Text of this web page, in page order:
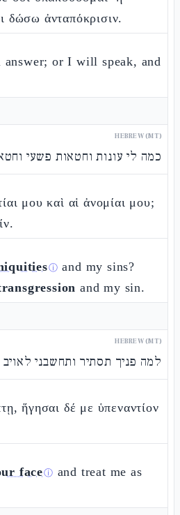
δώσω ἀνταπόκρισιν.
or I will speak, and
HEBREW (MT)
כמה לי עונות וחטאות פשעי
μου καὶ αἱ ἀνομίαι μου;
ⓘ and my sins?
and my sin.
HEBREW (MT)
למה פניך תסתיר ותחשבני
ἥγησαι δέ με ὑπεναντίον
faceⓘ and treat me as